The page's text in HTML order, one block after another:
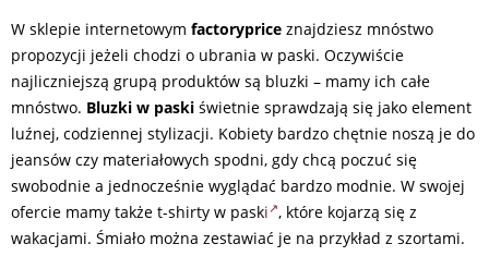
W sklepie internetowym factoryprice znajdziesz mnóstwo
propozycji jeżeli chodzi o ubrania w paski. Oczywiście
najliczniejszą grupą produktów są bluzki – mamy ich całe
mnóstwo. Bluzki w paski świetnie sprawdzają się jako element
luźnej, codziennej stylizacji. Kobiety bardzo chętnie noszą je do
jeansów czy materiałowych spodni, gdy chcą poczuć się
swobodnie a jednocześnie wyglądać bardzo modnie. W swojej
ofercie mamy także t-shirty w paski , które kojarzą się z
wakacjami. Śmiało można zestawiać je na przykład z szortami.